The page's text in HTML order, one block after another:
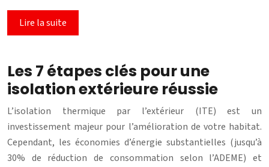
Lire la suite
Les 7 étapes clés pour une
isolation extérieure réussie
L’isolation thermique par l’extérieur (ITE) est un
investissement majeur pour l’amélioration de votre habitat.
Cependant, les économies d’énergie substantielles (jusqu’à
30% de réduction de consommation selon l’ADEME) et